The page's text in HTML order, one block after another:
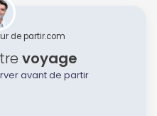
de partir.com
voyage
avant de partir